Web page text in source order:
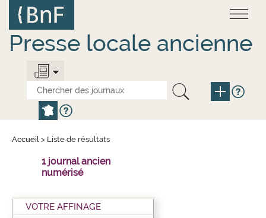
contenu
principal
Presse locale ancienne
Accueil > Liste de résultats
1 journal ancien
numérisé
VOTRE AFFINAGE
Panneau de gestion des cookies